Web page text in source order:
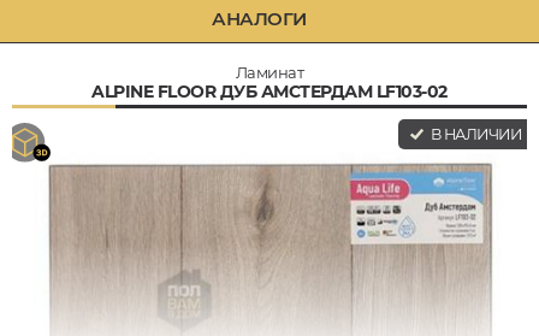
АНАЛОГИ
Ламинат
ALPINE FLOOR ДУБ АМСТЕРДАМ LF103-02
В НАЛИЧИИ